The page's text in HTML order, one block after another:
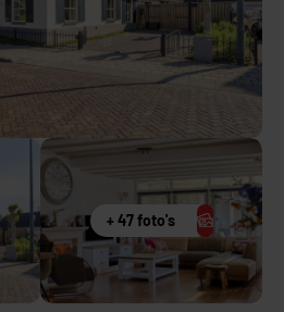
+ 47 foto's